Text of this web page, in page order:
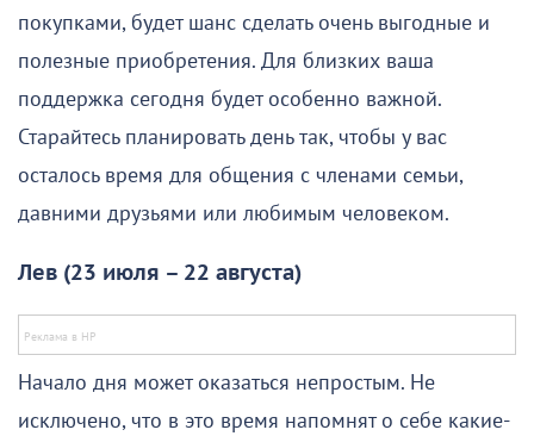
покупками, будет шанс сделать очень выгодные и
полезные приобретения. Для близких ваша
поддержка сегодня будет особенно важной.
Старайтесь планировать день так, чтобы у вас
осталось время для общения с членами семьи,
давними друзьями или любимым человеком.
Лев (23 июля – 22 августа)
Начало дня может оказаться непростым. Не
исключено, что в это время напомнят о себе какие-